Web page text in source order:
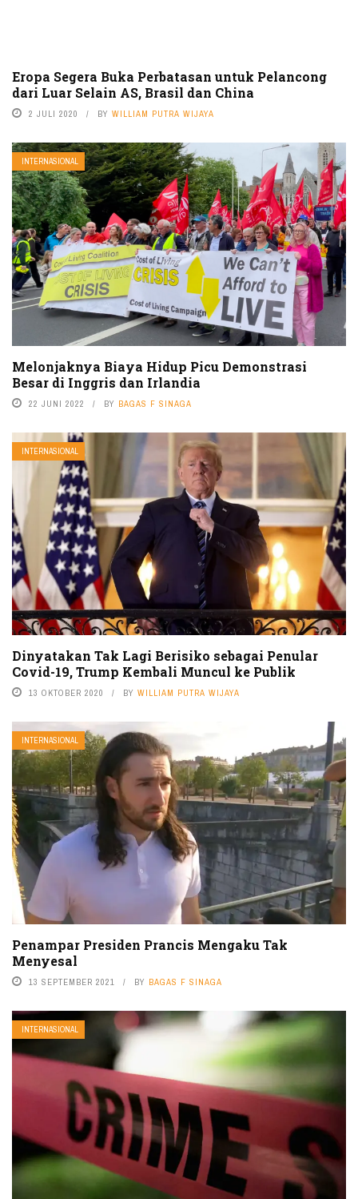
Eropa Segera Buka Perbatasan untuk Pelancong
dari Luar Selain AS, Brasil dan China
2 JULI 2020 BY WILLIAM PUTRA WIJAYA
INTERNASIONAL
Melonjaknya Biaya Hidup Picu Demonstrasi
Besar di Inggris dan Irlandia
22 JUNI 2022 BY BAGAS F SINAGA
INTERNASIONAL
Dinyatakan Tak Lagi Berisiko sebagai Penular
Covid-19, Trump Kembali Muncul ke Publik
13 OKTOBER 2020 BY WILLIAM PUTRA WIJAYA
INTERNASIONAL
Penampar Presiden Prancis Mengaku Tak
Menyesal
13 SEPTEMBER 2021 BY BAGAS F SINAGA
INTERNASIONAL